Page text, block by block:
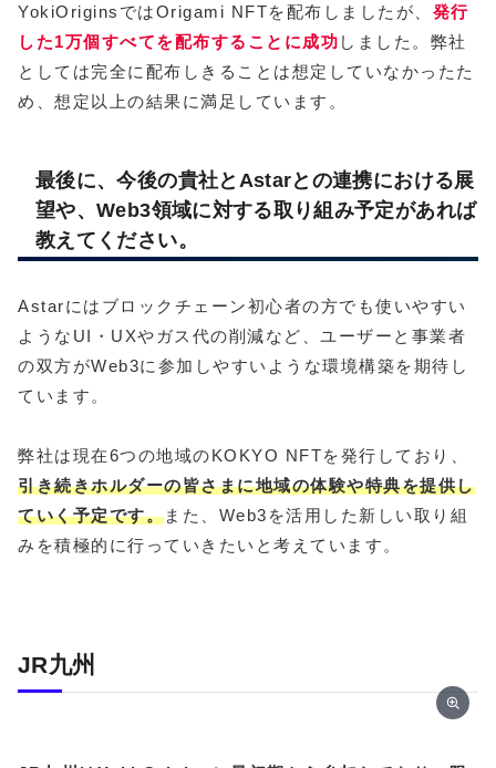
YokiOriginsではOrigami NFTを配布しましたが、 発行
した1万個すべてを配布することに成功 しました。弊社
としては完全に配布しきることは想定していなかったた
め、想定以上の結果に満足しています。
最後に、今後の貴社とAstarとの連携における展
望や、Web3領域に対する取り組み予定があれば
教えてください。
Astarにはブロックチェーン初心者の方でも使いやすい
ようなUI・UXやガス代の削減など、ユーザーと事業者
の双方がWeb3に参加しやすいような環境構築を期待し
ています。
弊社は現在6つの地域のKOKYO NFTを発行しており、
引き続きホルダーの皆さまに地域の体験や特典を提供し
ていく予定です。また、Web3を活用した新しい取り組
みを積極的に行っていきたいと考えています。
JR九州